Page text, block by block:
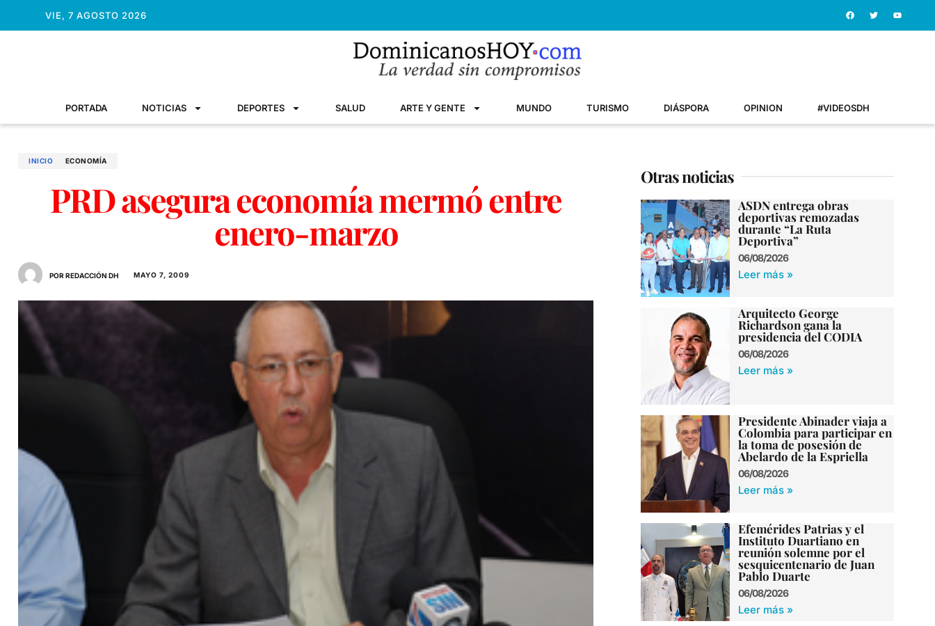
VIE, 7 AGOSTO 2026
PORTADA NOTICIAS DEPORTES SALUD ARTE Y GENTE MUNDO TURISMO DIÁSPORA OPINION #VIDEOSDH
INICIO ECONOMÍ­A
PRD asegura economía mermó entre
enero-marzo
POR REDACCIÓN DH MAYO 7, 2009
Otras noticias
ASDN entrega obras
deportivas remozadas
durante “La Ruta
Deportiva”
06/08/2026
Leer más »
Arquitecto George
Richardson gana la
presidencia del CODIA
06/08/2026
Leer más »
Presidente Abinader viaja a
Colombia para participar en
la toma de posesión de
Abelardo de la Espriella
06/08/2026
Leer más »
Efemérides Patrias y el
Instituto Duartiano en
reunión solemne por el
sesquicentenario de Juan
Pablo Duarte
06/08/2026
Leer más »